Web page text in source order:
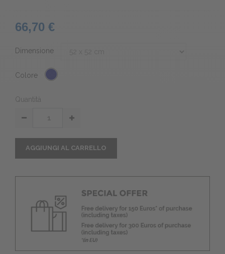
66,70 €
Dimensione
Colore
Quantità
AGGIUNGI AL CARRELLO